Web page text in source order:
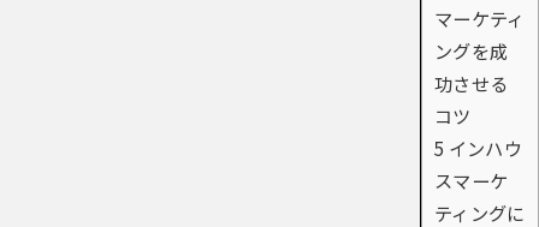
マーケティ
ングを成
功させる
コツ
5 インハウ
スマーケ
ティングに